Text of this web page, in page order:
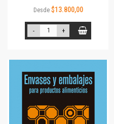
Desde $13.800,00
- +